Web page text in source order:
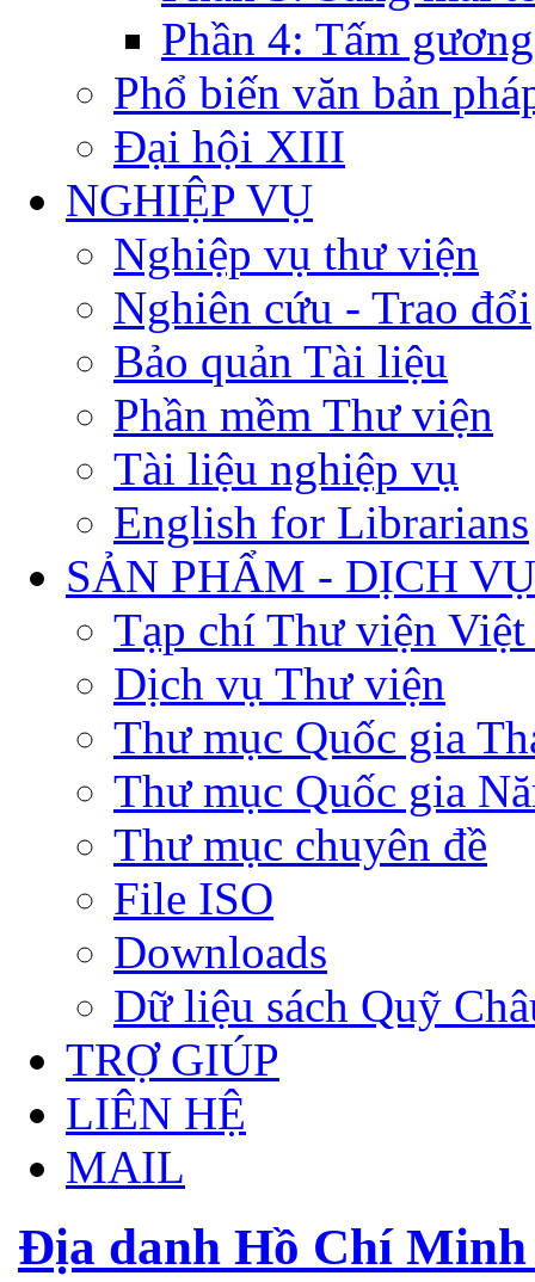
Phần 4: Tấm
Phổ biến văn bản
Đại hội XIII
NGHIỆP VỤ
Nghiệp vụ thư viện
Nghiên cứu - Trao đổi
Bảo quản Tài liệu
Phần mềm Thư viện
Tài liệu nghiệp vụ
English for Librarians
SẢN PHẨM - DỊCH VỤ
Tạp chí Thư viện Việt
Dịch vụ Thư viện
Thư mục Quốc gia
Thư mục Quốc gia
Thư mục chuyên đề
File ISO
Downloads
Dữ liệu sách Quỹ
TRỢ GIÚP
LIÊN HỆ
MAIL
Địa danh Hồ Chí